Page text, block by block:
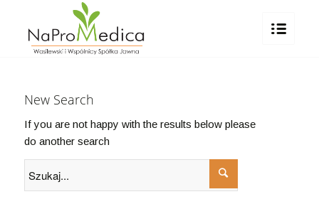
New Search
If you are not happy with the results below please
do another search